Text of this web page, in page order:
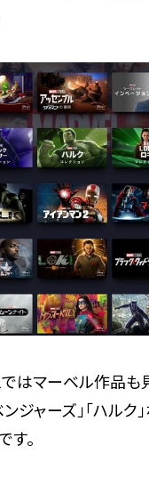
はマーベル作品も
ンジャーズ」「ハル
。